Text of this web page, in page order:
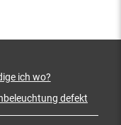
ich wo?
defekt